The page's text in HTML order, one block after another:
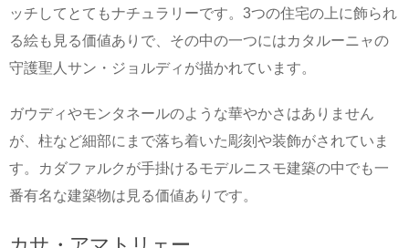
ッチしてとてもナチュラリーです。3つの住宅の上に飾られ
る絵も見る価値ありで、その中の一つにはカタルーニャの
守護聖人サン・ジョルディが描かれています。
ガウディやモンタネールのような華やかさはありません
が、柱など細部にまで落ち着いた彫刻や装飾がされていま
す。カダファルクが手掛けるモデルニスモ建築の中でも一
番有名な建築物は見る価値ありです。